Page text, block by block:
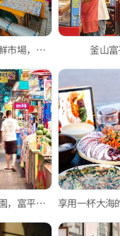
釜山在地人喜愛的海鮮市場，新東亞水產綜合市場與玄風餐廳 釜山
韓國首座美食主題公園，富平罐頭夜市